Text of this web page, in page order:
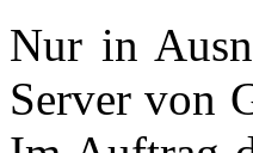
Nur in
Server von